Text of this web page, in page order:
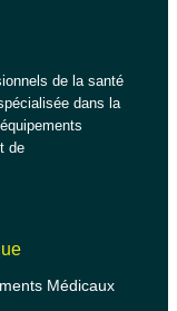
de la santé
dans la
de
Médicaux